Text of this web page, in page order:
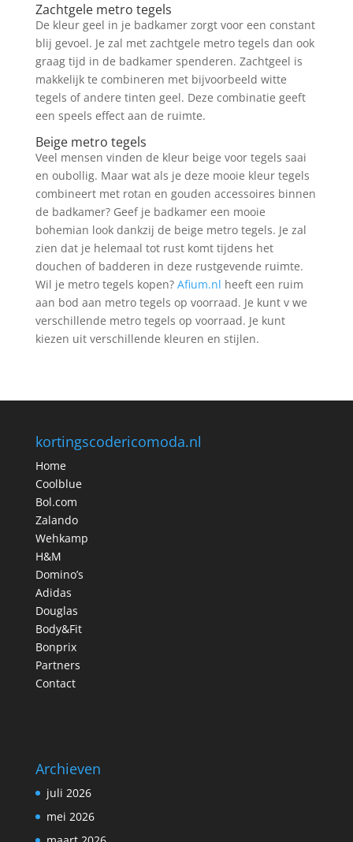
Zachtgele metro tegels
De kleur geel in je badkamer zorgt voor een constant
blij gevoel. Je zal met zachtgele metro tegels dan ook
graag tijd in de badkamer spenderen. Zachtgeel is
makkelijk te combineren met bijvoorbeeld witte
tegels of andere tinten geel. Deze combinatie geeft
een speels effect aan de ruimte.
Beige metro tegels
Veel mensen vinden de kleur beige voor tegels saai
en oubollig. Maar wat als je deze mooie kleur tegels
combineert met rotan en gouden accessoires binnen
de badkamer? Geef je badkamer een mooie
bohemian look dankzij de beige metro tegels. Je zal
zien dat je helemaal tot rust komt tijdens het
douchen of badderen in deze rustgevende ruimte.
Wil je metro tegels kopen? Afium.nl heeft een ruim
aan bod aan metro tegels op voorraad. Je kunt v we
verschillende metro tegels op voorraad. Je kunt
kiezen uit verschillende kleuren en stijlen.
kortingscodericomoda.nl
Home
Coolblue
Bol.com
Zalando
Wehkamp
H&M
Domino’s
Adidas
Douglas
Body&Fit
Bonprix
Partners
Contact
Archieven
juli 2026
mei 2026